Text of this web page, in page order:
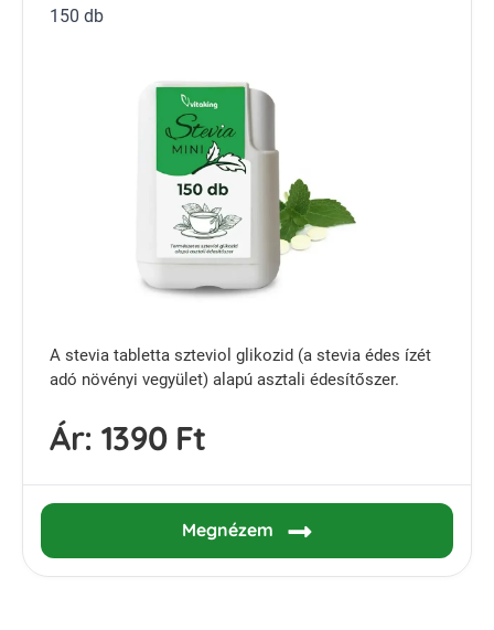
150 db
A stevia tabletta szteviol glikozid (a stevia édes ízét
adó növényi vegyület) alapú asztali édesítőszer.
Ár: 1390 Ft
Megnézem